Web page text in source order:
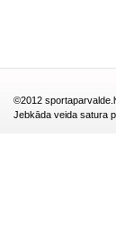
©2012
Jebkāda veida satura